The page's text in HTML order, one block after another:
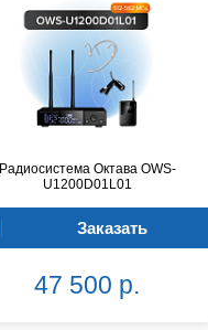
Радиосистема Октава OWS-
U1200D01L01
Заказать
47 500 р.